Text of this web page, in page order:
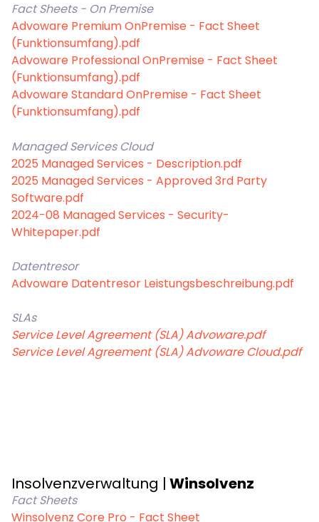
Fact Sheets - On Premise
Advoware Premium OnPremise - Fact Sheet
(Funktionsumfang).pdf
Advoware Professional OnPremise - Fact Sheet
(Funktionsumfang).pdf
Advoware Standard OnPremise - Fact Sheet
(Funktionsumfang).pdf
Managed Services Cloud
2025 Managed Services - Description.pdf
2025 Managed Services - Approved 3rd Party
Software.pdf
2024-08 Managed Services - Security-
Whitepaper.pdf
Datentresor
Advoware Datentresor Leistungsbeschreibung.pdf
SLAs
Service Level Agreement (SLA) Advoware.pdf
Service Level Agreement (SLA) Advoware Cloud.pdf
Insolvenzverwaltung | Winsolvenz
Fact Sheets
Winsolvenz Core Pro - Fact Sheet